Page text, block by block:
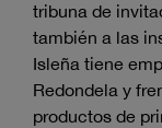
tribuna de
también a las
Isleña tiene
Redondela y
productos de